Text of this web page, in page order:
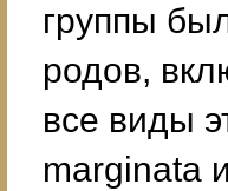
группы
родов,
все виды
marginata